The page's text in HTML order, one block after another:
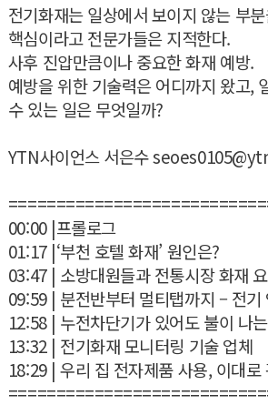
전기화재는 일상에서 보이지 않는 부
핵심이라고 전문가들은 지적한다.
사후 진압만큼이나 중요한 화재 예방.
예방을 위한 기술력은 어디까지 왔고,
수 있는 일은 무엇일까?
YTN사이언스 서은수
00:00 |프롤로그
01:17 |‘부천 호텔 화재’ 원인은?
03:47 | 소방대원들과 전통시장 화재
09:59 | 분전반부터 멀티탭까지 – 전기
12:58 | 누전차단기가 있어도 불이 나
13:32 | 전기화재 모니터링 기술 업체
18:29 | 우리 집 전자제품 사용, 이대로